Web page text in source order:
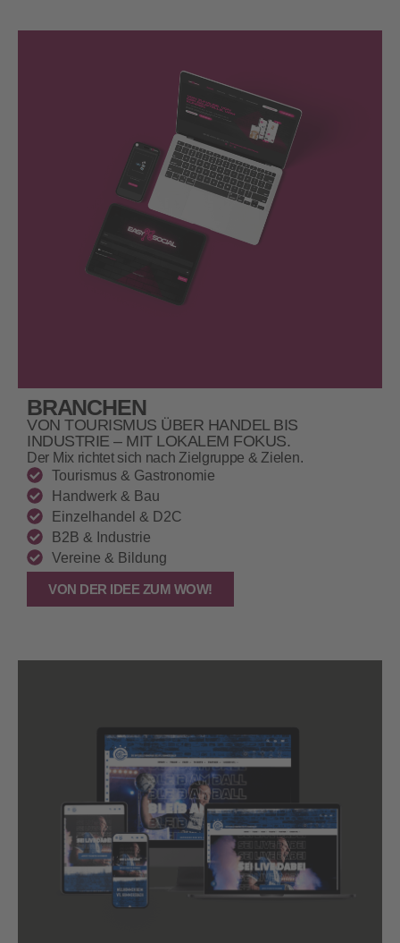
BRANCHEN
VON TOURISMUS ÜBER HANDEL BIS
INDUSTRIE – MIT LOKALEM FOKUS.
Der Mix richtet sich nach Zielgruppe & Zielen.
Tourismus & Gastronomie
Handwerk & Bau
Einzelhandel & D2C
B2B & Industrie
Vereine & Bildung
VON DER IDEE ZUM WOW!